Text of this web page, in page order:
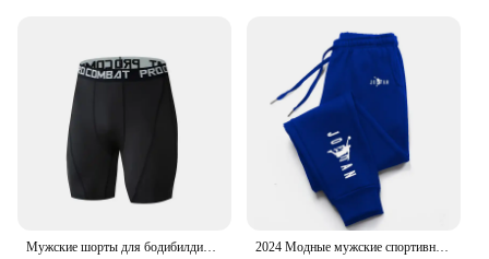
Performance and Property: Dri Power technology
wicks away moisture, keeping you dry
Shape or Size or Weight or Quantity: Available in a
range of sizes to fit various body types
Applicable People: Designed for men seeking both
functionality and style
Features:
Мужские шорты для бодибилдинга, Компрессионные Леггинсы для фитнеса, тренировок, одежда Inseam, мужские живые мышцы, эластичные облегающие колготки 2024 Модные мужские спортивные штаны, однотонные штаны, Джоггеры для фитнеса, повседневные длинные штаны, мужские тренировочные узкие тренировочные штаны, брюки для бега